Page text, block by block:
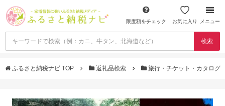
限度額をチェック お気に入り メニュー
検索
ふるさと納税ナビ TOP 返礼品検索 旅行・チケット・カタログ